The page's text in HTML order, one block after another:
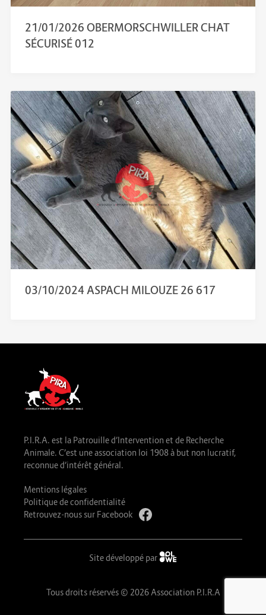
21/01/2026 OBERMORSCHWILLER CHAT
SÉCURISÉ 012
03/10/2024 ASPACH MILOUZE 26 617
P.I.R.A. est la Patrouille d’Intervention et de Recherche
Animale. C’est une association loi 1908 à but non lucratif,
reconnue d’intérêt général.
Mentions légales
Politique de confidentialité
Retrouvez-nous sur Facebook
Site développé par
Tous droits réservés © 2026 Association P.I.R.A